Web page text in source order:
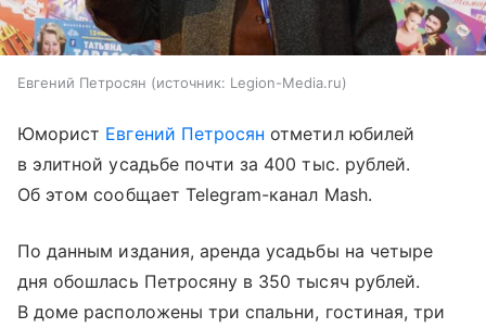
Евгений Петросян источник: Legion-Media.ru
Юморист Евгений Петросян отметил юбилей
в элитной усадьбе почти за 400 тыс. рублей.
Об этом сообщает Telegram-канал Mash.
По данным издания, аренда усадьбы на четыре
дня обошлась Петросяну в 350 тысяч рублей.
В доме расположены три спальни, гостиная, три